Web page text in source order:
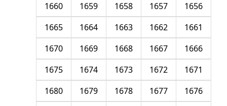
1656
1657
1658
1659
1660
1661
1662
1663
1664
1665
1666
1667
1668
1669
1670
1671
1672
1673
1674
1675
1676
1677
1678
1679
1680